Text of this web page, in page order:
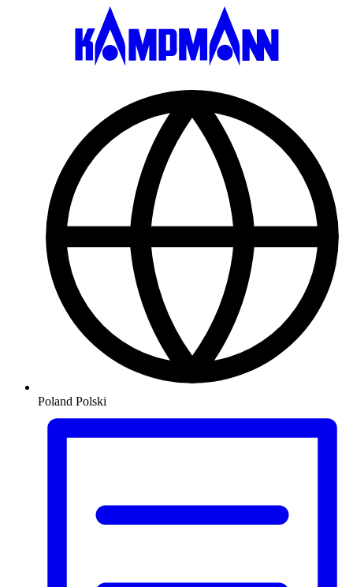
Poland Polski